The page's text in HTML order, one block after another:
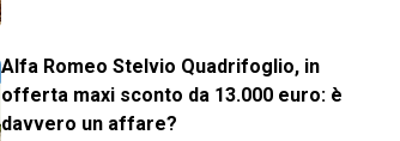
Alfa Romeo Stelvio Quadrifoglio, in
offerta maxi sconto da 13.000 euro: è
davvero un affare?